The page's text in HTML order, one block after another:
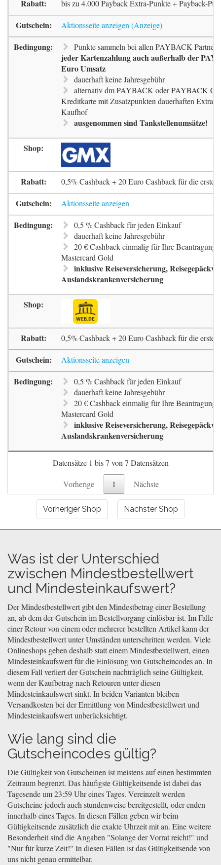
bis zu 4.000 Payback Extra-Punkte + Payback-
Aktionsseite anzeigen
Punkte sammeln bei allen PAYBACK
jeder Kartenzahlung auch außerhalb der
Euro Umsatz
dauerhaft keine Jahresgebühr
alternativ dm PAYBACK oder PAYBACK
Kreditkarte mit Zusatzpunkten dauerhaften Extra-
Kaufhof
ausgenommen sind Tankstellenumsätze!
0,5% Cashback + 20 Euro Cashback für die erste
Aktionsseite anzeigen
0,5 % Cashback für jeden Einkauf
dauerhaft keine Jahresgebühr
20 € Cashback einmalig für Ihre Beantragung
Mastercard Gold
inklusive Reiseversicherung,
Auslandskrankenversicherung
0,5% Cashback + 20 Euro Cashback für die erste
Aktionsseite anzeigen
0,5 % Cashback für jeden Einkauf
dauerhaft keine Jahresgebühr
20 € Cashback einmalig für Ihre Beantragung
Mastercard Gold
inklusive Reiseversicherung,
Auslandskrankenversicherung
Datensätze 1 bis 7 von 7 Datensätzen
Vorherige 1 Nächste
Vorheriger Shop Nächster Shop
Was ist der Unterschied
zwischen Mindestbestellwert
und Mindesteinkaufswert?
Der Mindestbestellwert gibt den Mindestbetrag einer Bestellung
an, ab dem der Gutschein im Bestellvorgang einlösbar ist. Im Falle
einer Retour von einem oder mehrerer bestellten Artikel kann der
Mindestbestellwert unter Umständen unterschritten werden. Viele
Onlineshops geben deshalb statt einem Mindestbestellwert, einen
Mindesteinkaufswert für die Einlösung von Gutscheincodes an. In
diesem Fall verliert der Gutschein nachträglich seine Gültigkeit,
wenn der Kaufbetrag nach Retouren unter diesen
Mindesteinkaufswert sinkt. In beiden Varianten bleiben
Versandkosten bei der Ermittlung von Mindestbestellwert und
Mindesteinkaufswert unberücksichtigt.
Wie lang sind die
Gutscheincodes gültig?
Die Gültigkeit von Gutscheinen ist meistens auf einen bestimmten
Zeitraum begrenzt. Das häufigste Gültigkeitsende ist dabei das
Tagesende um 23:59 Uhr eines Tages. Vereinzelt werden
Gutscheine jedoch auch stundenweise bereitgestellt, oder enden
innerhalb eines Tages. In diesen Fällen geben wir beim
Gültigkeitsende zusätzlich die exakte Uhrzeit mit an. Eine weitere
Besonderheit sind die Angaben "Solange der Vorrat reicht!" und
"Nur für kurze Zeit!" In diesen Fällen ist das Gültigkeitsende von
uns nicht genau ermittelbar.